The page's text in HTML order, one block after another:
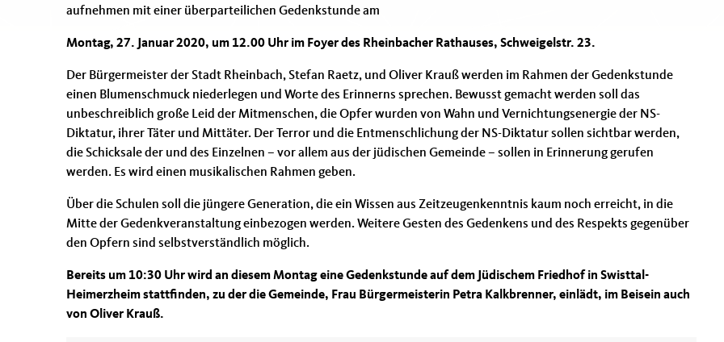
aufnehmen mit einer überparteilichen Gedenkstunde am
Montag, 27. Januar 2020, um 12.00 Uhr im Foyer des Rheinbacher Rathauses, Schweigelstr. 23.
Der Bürgermeister der Stadt Rheinbach, Stefan Raetz, und Oliver Krauß werden im Rahmen der Gedenkstunde
einen Blumenschmuck niederlegen und Worte des Erinnerns sprechen. Bewusst gemacht werden soll das
unbeschreiblich große Leid der Mitmenschen, die Opfer wurden von Wahn und Vernichtungsenergie der NS-
Diktatur, ihrer Täter und Mittäter. Der Terror und die Entmenschlichung der NS-Diktatur sollen sichtbar werden,
die Schicksale der und des Einzelnen – vor allem aus der jüdischen Gemeinde – sollen in Erinnerung gerufen
werden. Es wird einen musikalischen Rahmen geben.
Über die Schulen soll die jüngere Generation, die ein Wissen aus Zeitzeugenkenntnis kaum noch erreicht, in die
Mitte der Gedenkveranstaltung einbezogen werden. Weitere Gesten des Gedenkens und des Respekts gegenüber
den Opfern sind selbstverständlich möglich.
Bereits um 10:30 Uhr wird an diesem Montag eine Gedenkstunde auf dem Jüdischem Friedhof in Swisttal-
Heimerzheim stattfinden, zu der die Gemeinde, Frau Bürgermeisterin Petra Kalkbrenner, einlädt, im Beisein auch
von Oliver Krauß.